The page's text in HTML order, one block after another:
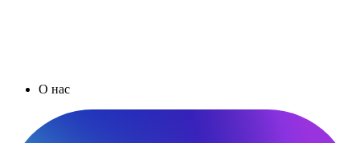
О нас